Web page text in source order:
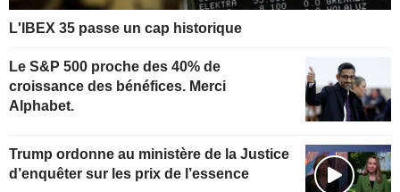
L'IBEX 35 passe un cap historique
Le S&P 500 proche des 40% de
croissance des bénéfices. Merci
Alphabet.
Trump ordonne au ministère de la Justice
d’enquêter sur les prix de l’essence